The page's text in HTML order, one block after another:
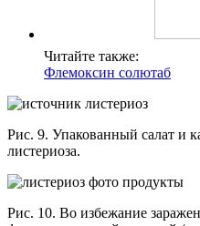
Читайте также:
Флемоксин солютаб
Рис. 9. Упакованный салат и
листериоза.
Рис. 10. Во избежание